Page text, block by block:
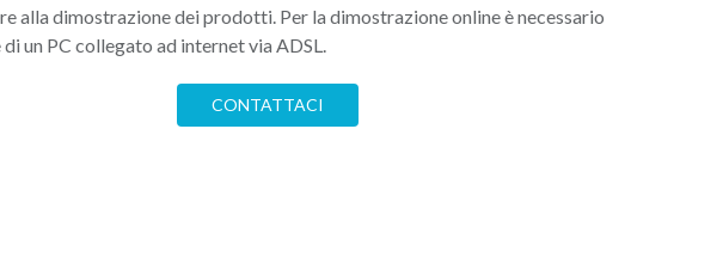
alla dimostrazione dei prodotti. Per la dimostrazione online è necessario
un PC collegato ad internet via ADSL.
CONTATTACI